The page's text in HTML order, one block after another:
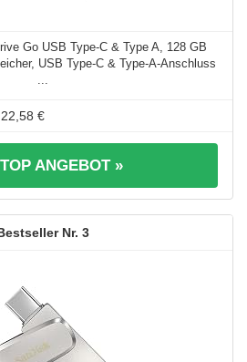
Go USB Type-C & Type A, 128 GB
USB Type-C & Type-A-Anschluss
...
22,58 €
ANGEBOT »
3